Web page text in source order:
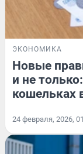
ЭКОНОМИКА
Новые
и не
кошельках
24 февраля, 2026,